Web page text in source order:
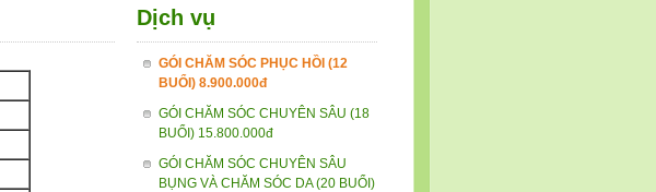
Dịch vụ
GÓI CHĂM SÓC PHỤC HỒI (12
BUỔI) 8.900.000đ
GÓI CHĂM SÓC CHUYÊN SÂU (18
BUỔI) 15.800.000đ
GÓI CHĂM SÓC CHUYÊN SÂU
BỤNG VÀ CHĂM SÓC DA (20 BUỔI)